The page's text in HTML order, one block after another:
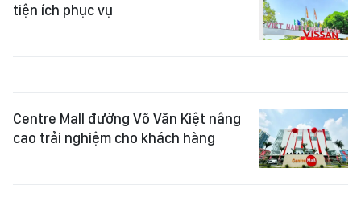
tiện ích phục vụ
Centre Mall đường Võ Văn Kiệt nâng
cao trải nghiệm cho khách hàng